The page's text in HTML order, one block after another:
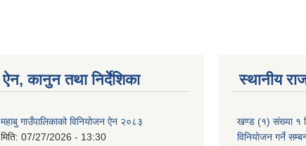
ऐन, कानुन तथा निर्देशिका
महाबु गाउँपालिकाको विनियोजन ऐन २०८३
मिति: 07/27/2026 - 13:30
स्थानीय
खण्ड (१) संख्या १
विनियोजन गर्ने